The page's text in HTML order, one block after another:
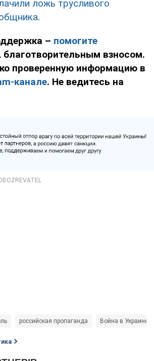
ложь трусливого
.
– помогите
благотворительным взносом.
проверенную информацию в
канале. Не ведитесь на
российская пропаганда Война в Украине